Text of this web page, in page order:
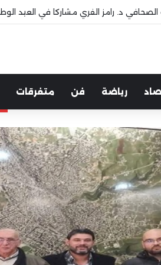
الصحافي د. رامز الفري مشاركا في العيد
رياضة فن متفرقات